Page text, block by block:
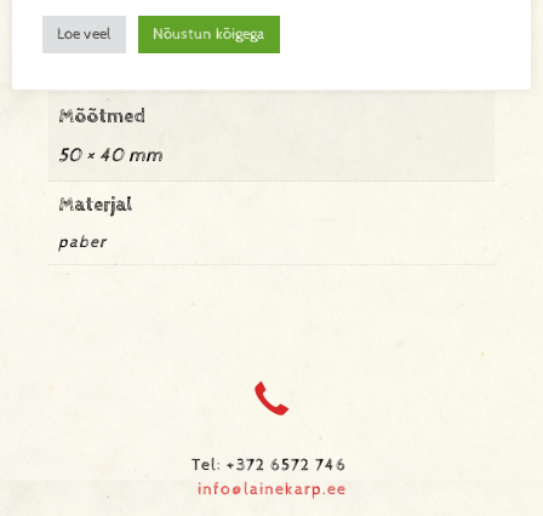
Kaal
Mõõtmed
50 × 40 mm
Materjal
paber
Loe veel Nõustun kõigega
Tel: +372 6572 746
info@lainekarp.ee